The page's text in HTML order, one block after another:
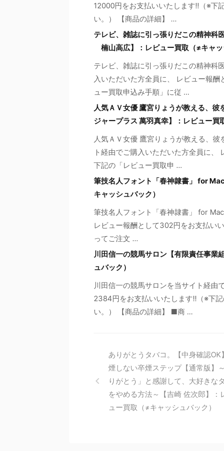
12000円をお支払いいたします!!（※下
い。） 【商品の詳細】 ...
テレビ、雑誌に引っ張りだこの精神科
楠山高広】：レビュー買取（≠キャッ
テレビ、雑誌に引っ張りだこの精神科
入いただいた方全員に、 レビュー報
ュー買取申込み手順」に従 ...
人気ＡＶ女優 鷹宮りょうが教える、
ジャープラス 萬羽真幸】：レビュー買
人気ＡＶ女優 鷹宮りょうが教える、
ト経由でご購入いただいた方全員に
下記の「レビュー買取申 ...
筆技名人フォント「春神隷書」 for
キャッシュバック）
筆技名人フォント「春神隷書」 for
レビュー報酬として302円をお支払い
ってご注文 ...
川田信一の競馬サロン【有限責任事業
ュバック）
川田信一の競馬サロンを当サイト経由
2384円をお支払いいたします!!（※下
い。） 【商品の詳細】 ■商 ...
ありがとうタバコ。【中身確認OK
煙しない卒煙ステップ【通常版】
りがとう」と感謝して、大好きな
をやめる方法～【吉崎 佐次郎】：
ュー買取（≠キャッシュバック）